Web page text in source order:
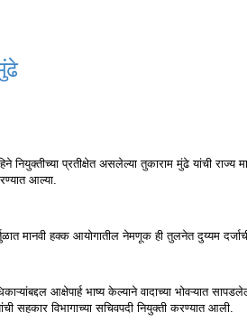
प्रतीक्षेत असलेल्या तुकाराम मुंढे यांची राज्य
आल्या.
मानवी हक्क आयोगातील नेमणूक ही तुलनेत दुय्यम
आक्षेपार्ह भाष्य केल्याने वादाच्या भोवऱ्यात
सहकार विभागाच्या सचिवपदी नियुक्ती करण्यात आली.